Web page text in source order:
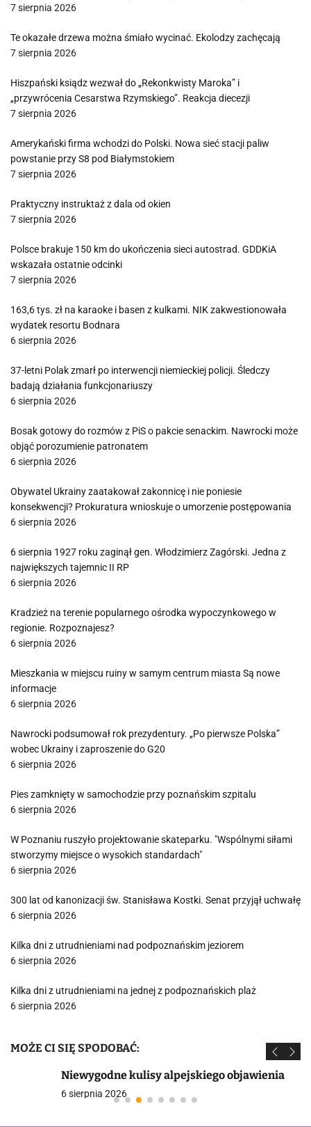
7 sierpnia 2026
Te okazałe drzewa można śmiało wycinać. Ekolodzy zachęcają
7 sierpnia 2026
Hiszpański ksiądz wezwał do „Rekonkwisty Maroka” i
„przywrócenia Cesarstwa Rzymskiego”. Reakcja diecezji
7 sierpnia 2026
Amerykański firma wchodzi do Polski. Nowa sieć stacji paliw
powstanie przy S8 pod Białymstokiem
7 sierpnia 2026
Praktyczny instruktaż z dala od okien
7 sierpnia 2026
Polsce brakuje 150 km do ukończenia sieci autostrad. GDDKiA
wskazała ostatnie odcinki
7 sierpnia 2026
163,6 tys. zł na karaoke i basen z kulkami. NIK zakwestionowała
wydatek resortu Bodnara
6 sierpnia 2026
37-letni Polak zmarł po interwencji niemieckiej policji. Śledczy
badają działania funkcjonariuszy
6 sierpnia 2026
Bosak gotowy do rozmów z PiS o pakcie senackim. Nawrocki może
objąć porozumienie patronatem
6 sierpnia 2026
Obywatel Ukrainy zaatakował zakonnicę i nie poniesie
konsekwencji? Prokuratura wnioskuje o umorzenie postępowania
6 sierpnia 2026
6 sierpnia 1927 roku zaginął gen. Włodzimierz Zagórski. Jedna z
największych tajemnic II RP
6 sierpnia 2026
Kradzież na terenie popularnego ośrodka wypoczynkowego w
regionie. Rozpoznajesz?
6 sierpnia 2026
Mieszkania w miejscu ruiny w samym centrum miasta Są nowe
informacje
6 sierpnia 2026
Nawrocki podsumował rok prezydentury. „Po pierwsze Polska”
wobec Ukrainy i zaproszenie do G20
6 sierpnia 2026
Pies zamknięty w samochodzie przy poznańskim szpitalu
6 sierpnia 2026
W Poznaniu ruszyło projektowanie skateparku. "Wspólnymi siłami
stworzymy miejsce o wysokich standardach"
6 sierpnia 2026
300 lat od kanonizacji św. Stanisława Kostki. Senat przyjął uchwałę
6 sierpnia 2026
Kilka dni z utrudnieniami nad podpoznańskim jeziorem
6 sierpnia 2026
Kilka dni z utrudnieniami na jednej z podpoznańskich plaż
6 sierpnia 2026
MOŻE CI SIĘ SPODOBAĆ:
Niewygodne kulisy alpejskiego objawienia
6 sierpnia 2026